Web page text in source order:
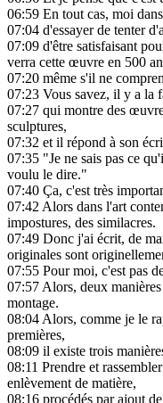
06:59 En tout cas, moi
07:04 d'essayer de tenter
07:09 d'être satisfaisant
verra cette œuvre en 500
07:20 même s'il ne
07:23 Vous savez, il y a la
07:27 qui montre des
sculptures,
07:32 et il répond à son
07:35 "Je ne sais pas ce
voulu le dire."
07:40 Ça, c'est très
07:42Alors dans l'art
impostures, des similacres.
07:49 Donc j'ai écrit, de
originales sont
07:55 Pour moi, c'est pas
07:57Alors, deux
montage.
08:04Alors, comme je le
premières,
08:09 il existe trois
08:11 Prendre et
enlèvement de matière,
08:16 procédés par ajout